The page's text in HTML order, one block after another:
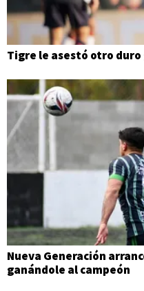
Tigre le asestó otro duro
Nueva Generación
ganándole al campeón